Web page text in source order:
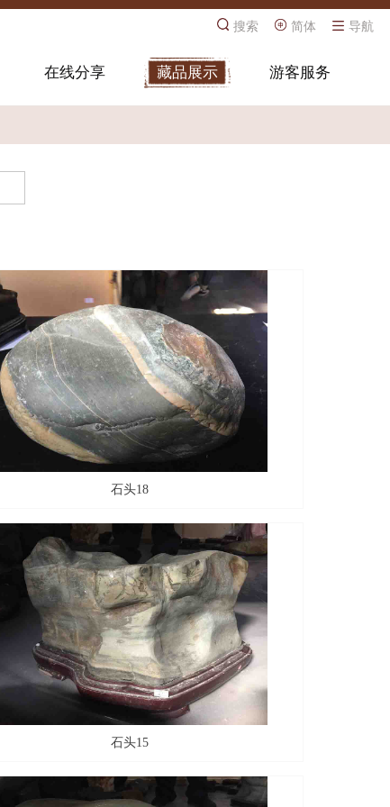
搜索 简体 导航
在线分享 藏品展示 游客服务
石头18
石头15